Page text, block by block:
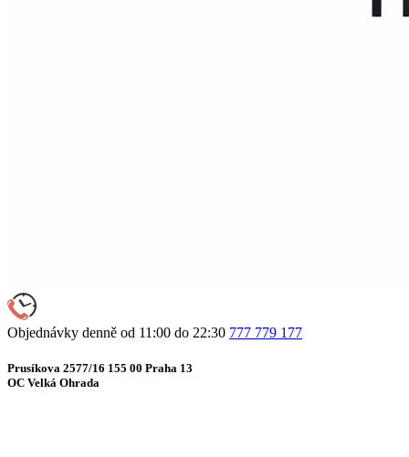
Objednávky denně od 11:00 do 22:30 777 779 177
Prusíkova 2577/16 155 00 Praha 13
OC Velká Ohrada